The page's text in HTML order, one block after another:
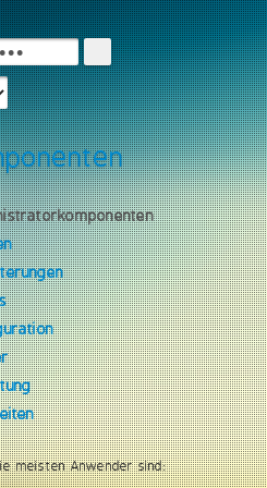
meisten Anwender sind: